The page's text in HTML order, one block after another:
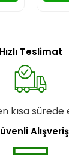
Hızlı Teslimat
kısa sürede
Alışveriş